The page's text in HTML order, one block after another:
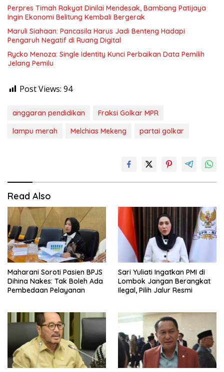
Perpres Timah Rakyat Dinilai Mendesak, Bambang Patijaya
Ingin Ekonomi Belitung Kembali Bergerak
Maruli Siahaan: Pancasila Harus Jadi Benteng Hadapi
Pengaruh Negatif di Ruang Digital
Rycko Menoza: Single Identity Kunci Perbaikan Data Pemilih
Jelang Pemilu
Post Views: 94
anggaran pendidikan
Fraksi Golkar MPR
lampu merah
Melchias Mekeng partai golkar
Read Also
Maharani Soroti Pasien BPJS
Dihina Nakes: Tak Boleh Ada
Pembedaan Pelayanan
Sari Yuliati Ingatkan PMI di
Lombok Jangan Berangkat
Ilegal, Pilih Jalur Resmi